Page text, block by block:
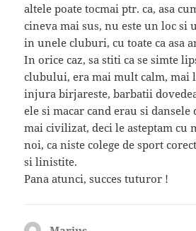
altele poate tocmai ptr. ca, asa
cineva mai sus, nu este un loc
in unele cluburi, cu toate ca asa
In orice caz, sa stiti ca se simte
clubului, era mai mult calm, mai
injura birjareste, barbatii
ele si macar cand erau si dansele
mai civilizat, deci le asteptam cu
noi, ca niste colege de sport
si linistite.
Pana atunci, succes tuturor !